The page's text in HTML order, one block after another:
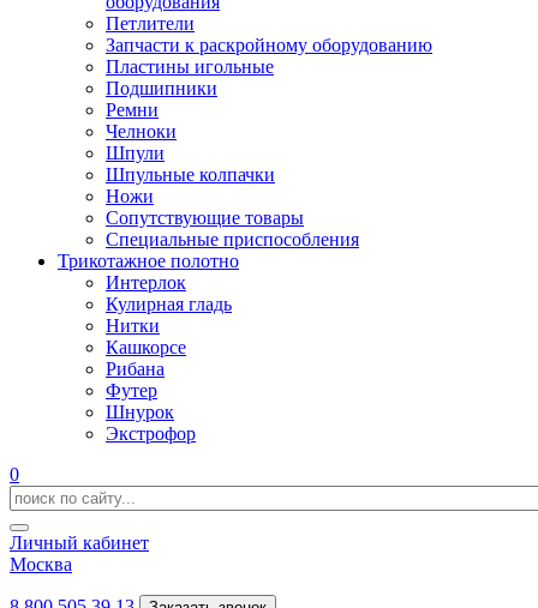
Петлители
Запчасти к раскройному оборудованию
Пластины игольные
Подшипники
Ремни
Челноки
Шпули
Шпульные колпачки
Ножи
Сопутствующие товары
Специальные приспособления
Трикотажное полотно
Интерлок
Кулирная гладь
Нитки
Кашкорсе
Рибана
Футер
Шнурок
Экстрофор
0
Личный кабинет
Москва